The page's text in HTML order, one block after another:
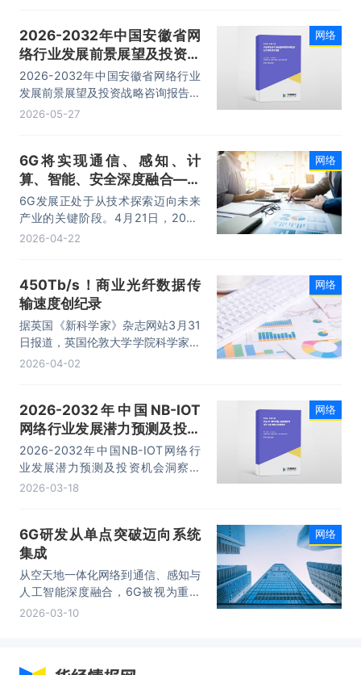
使会话处理效率较传统架构提升约
40%。
2026-2032年中国安徽省网
络行业发展前景展望及投资战
略咨询报告
2026-2032年中国安徽省网络行业
发展前景展望及投资战略咨询报告，
主要包括通信发展分析，市场竞争格
2026-05-27
网络
6G将实现通信、感知、计
算、智能、安全深度融合——
2026全球6G技术与产业生态
大会开幕
6G发展正处于从技术探索迈向未来
产业的关键阶段。4月21日，2026
全球6G技术与产业生态大会在江苏
2026-04-22
网络
450Tb/s！商业光纤数据传
输速度创纪录
据英国《新科学家》杂志网站3月31
日报道，英国伦敦大学学院科学家创
下了现有商用光纤数据传输速度新纪
足以支持约5000万部电影同时流畅
播放。
2026-04-02
网络
2026-2032年中国NB-IOT
网络行业发展潜力预测及投资
机会洞察报告
2026-2032年中国NB-IOT网络行
业发展潜力预测及投资机会洞察报
告，主要包括市场商业模式分析、发
2026-03-18
网络
6G研发从单点突破迈向系统
集成
从空天地一体化网络到通信、感知与
人工智能深度融合，6G被视为重塑
全球数字信息基础设施格局的重要技
2026-03-10
网络